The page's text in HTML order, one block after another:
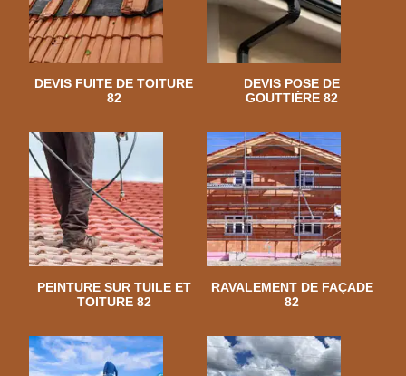
DEVIS FUITE DE TOITURE
82
DEVIS POSE DE
GOUTTIÈRE 82
PEINTURE SUR TUILE ET
TOITURE 82
RAVALEMENT DE FAÇADE
82